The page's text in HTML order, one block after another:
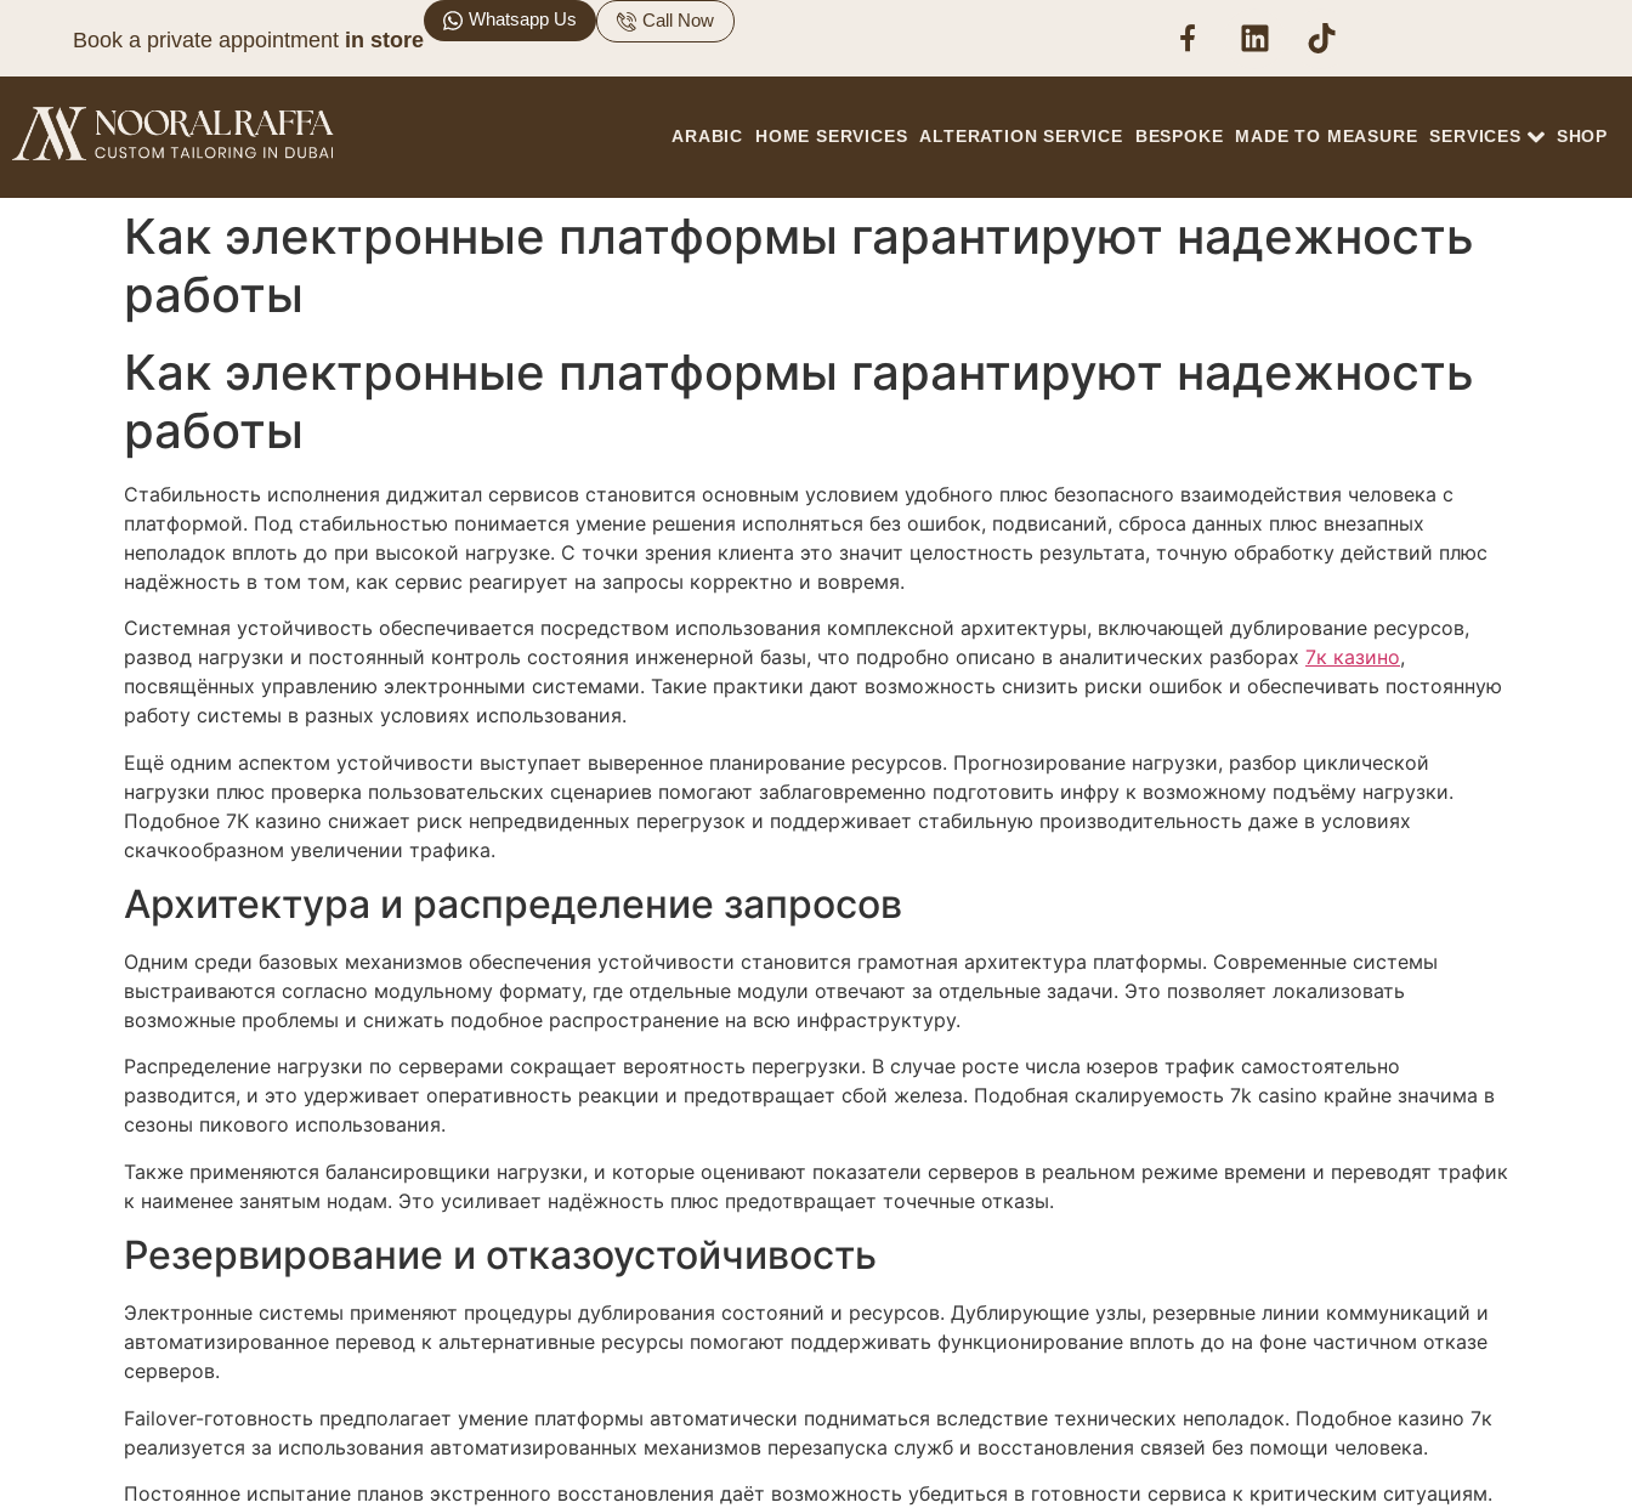
Book a private appointment in store
Whatsapp Us Call Now
ARABIC HOME SERVICES ALTERATION SERVICE BESPOKE MADE TO MEASURE SERVICES SHOP
Как электронные платформы гарантируют надежность
работы
Как электронные платформы гарантируют надежность
работы
Стабильность исполнения диджитал сервисов становится основным условием удобного плюс безопасного взаимодействия человека с
платформой. Под стабильностью понимается умение решения исполняться без ошибок, подвисаний, сброса данных плюс внезапных
неполадок вплоть до при высокой нагрузке. С точки зрения клиента это значит целостность результата, точную обработку действий плюс
надёжность в том том, как сервис реагирует на запросы корректно и вовремя.
Системная устойчивость обеспечивается посредством использования комплексной архитектуры, включающей дублирование ресурсов,
развод нагрузки и постоянный контроль состояния инженерной базы, что подробно описано в аналитических разборах 7к казино,
посвящённых управлению электронными системами. Такие практики дают возможность снизить риски ошибок и обеспечивать постоянную
работу системы в разных условиях использования.
Ещё одним аспектом устойчивости выступает выверенное планирование ресурсов. Прогнозирование нагрузки, разбор циклической
нагрузки плюс проверка пользовательских сценариев помогают заблаговременно подготовить инфру к возможному подъёму нагрузки.
Подобное 7К казино снижает риск непредвиденных перегрузок и поддерживает стабильную производительность даже в условиях
скачкообразном увеличении трафика.
Архитектура и распределение запросов
Одним среди базовых механизмов обеспечения устойчивости становится грамотная архитектура платформы. Современные системы
выстраиваются согласно модульному формату, где отдельные модули отвечают за отдельные задачи. Это позволяет локализовать
возможные проблемы и снижать подобное распространение на всю инфраструктуру.
Распределение нагрузки по серверами сокращает вероятность перегрузки. В случае росте числа юзеров трафик самостоятельно
разводится, и это удерживает оперативность реакции и предотвращает сбой железа. Подобная скалируемость 7k casino крайне значима в
сезоны пикового использования.
Также применяются балансировщики нагрузки, и которые оценивают показатели серверов в реальном режиме времени и переводят трафик
к наименее занятым нодам. Это усиливает надёжность плюс предотвращает точечные отказы.
Резервирование и отказоустойчивость
Электронные системы применяют процедуры дублирования состояний и ресурсов. Дублирующие узлы, резервные линии коммуникаций и
автоматизированное перевод к альтернативные ресурсы помогают поддерживать функционирование вплоть до на фоне частичном отказе
серверов.
Failover-готовность предполагает умение платформы автоматически подниматься вследствие технических неполадок. Подобное казино 7к
реализуется за использования автоматизированных механизмов перезапуска служб и восстановления связей без помощи человека.
Постоянное испытание планов экстренного восстановления даёт возможность убедиться в готовности сервиса к критическим ситуациям.